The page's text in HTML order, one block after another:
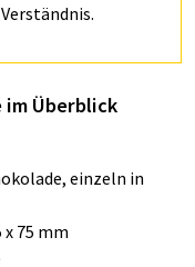
im Überblick
einzeln in
x 75 mm